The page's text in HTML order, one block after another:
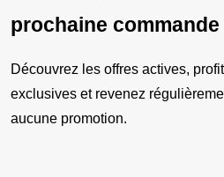
prochaine
Découvrez les offres actives,
exclusives et revenez
aucune promotion.